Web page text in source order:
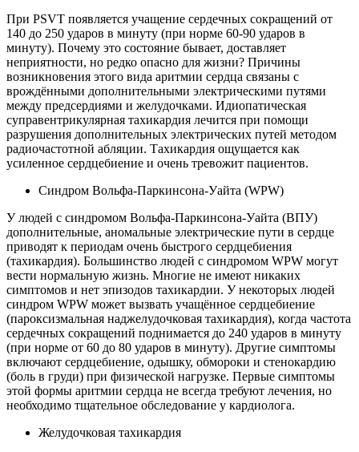
При PSVT появляется учащение сердечных сокращений от
140 до 250 ударов в минуту (при норме 60-90 ударов в
минуту). Почему это состояние бывает, доставляет
неприятности, но редко опасно для жизни? Причины
возникновения этого вида аритмии сердца связаны с
врождёнными дополнительными электрическими путями
между предсердиями и желудочками. Идиопатическая
суправентрикулярная тахикардия лечится при помощи
разрушения дополнительных электрических путей методом
радиочастотной абляции. Тахикардия ощущается как
усиленное сердцебиение и очень тревожит пациентов.
Синдром Вольфа-Паркинсона-Уайта (WPW)
У людей с синдромом Вольфа-Паркинсона-Уайта (ВПУ)
дополнительные, аномальные электрические пути в сердце
приводят к периодам очень быстрого сердцебиения
(тахикардия). Большинство людей с синдромом WPW могут
вести нормальную жизнь. Многие не имеют никаких
симптомов и нет эпизодов тахикардии. У некоторых людей
синдром WPW может вызвать учащённое сердцебиение
(пароксизмальная наджелудочковая тахикардия), когда частота
сердечных сокращений поднимается до 240 ударов в минуту
(при норме от 60 до 80 ударов в минуту). Другие симптомы
включают сердцебиение, одышку, обмороки и стенокардию
(боль в груди) при физической нагрузке. Первые симптомы
этой формы аритмии сердца не всегда требуют лечения, но
необходимо тщательное обследование у кардиолога.
Желудочковая тахикардия